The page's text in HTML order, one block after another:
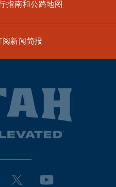
指南和公路地图
阅新闻简报